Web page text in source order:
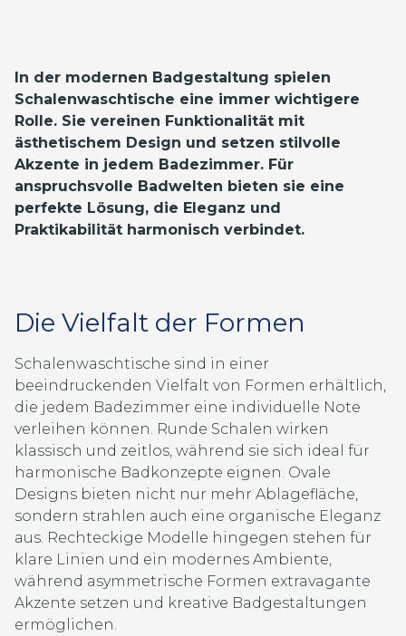
In der modernen Badgestaltung spielen
Schalenwaschtische eine immer wichtigere
Rolle. Sie vereinen Funktionalität mit
ästhetischem Design und setzen stilvolle
Akzente in jedem Badezimmer. Für
anspruchsvolle Badwelten bieten sie eine
perfekte Lösung, die Eleganz und
Praktikabilität harmonisch verbindet.
Die Vielfalt der Formen
Schalenwaschtische sind in einer
beeindruckenden Vielfalt von Formen erhältlich,
die jedem Badezimmer eine individuelle Note
verleihen können. Runde Schalen wirken
klassisch und zeitlos, während sie sich ideal für
harmonische Badkonzepte eignen. Ovale
Designs bieten nicht nur mehr Ablagefläche,
sondern strahlen auch eine organische Eleganz
aus. Rechteckige Modelle hingegen stehen für
klare Linien und ein modernes Ambiente,
während asymmetrische Formen extravagante
Akzente setzen und kreative Badgestaltungen
ermöglichen.